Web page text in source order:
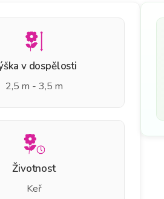
v dospělosti
2,5 m - 3,5 m
Životnost
Keř